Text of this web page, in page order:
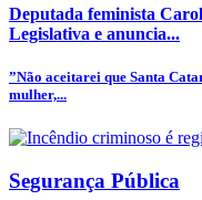
Deputada feminista
Legislativa e anuncia...
”Não aceitarei que Santa
mulher,...
Segurança Pública